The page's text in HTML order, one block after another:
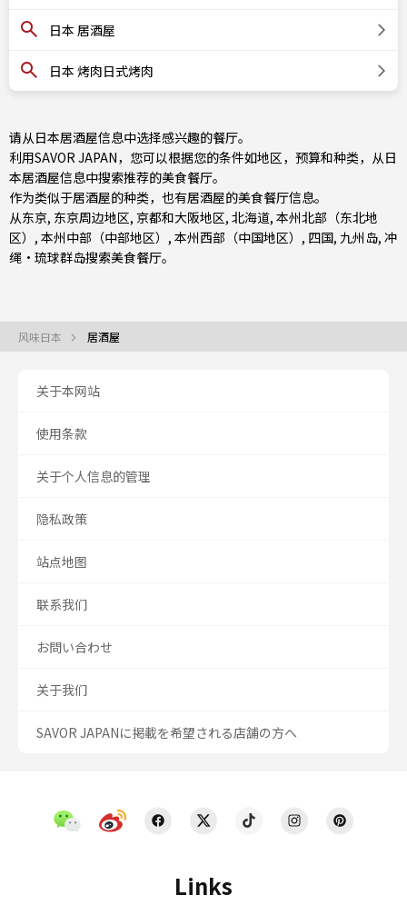
日本 居酒屋
日本 烤肉日式烤肉
请从日本居酒屋信息中选择感兴趣的餐厅。
利用SAVOR JAPAN，您可以根据您的条件如地区，预算和种类，从日
本居酒屋信息中搜索推荐的美食餐厅。
作为类似于居酒屋的种类，也有居酒屋的美食餐厅信息。
从东京, 东京周边地区, 京都和大阪地区, 北海道, 本州北部（东北地
区） , 本州中部（中部地区） , 本州西部（中国地区） , 四国, 九州岛, 冲
绳・琉球群岛搜索美食餐厅。
风味日本 居酒屋
Links
关于本网站
使用条款
关于个人信息的管理
隐私政策
站点地图
联系我们
お問い合わせ
关于我们
SAVOR JAPANに掲載を希望される店舗の方へ